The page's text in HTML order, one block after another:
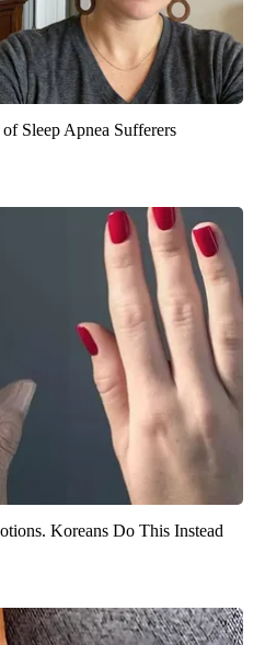
Sleep Apnea Sufferers
Koreans Do This Instead